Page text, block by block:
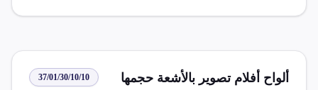
ألواح أفلام تصوير بالأشعة حجمها
37/01/30/10/10